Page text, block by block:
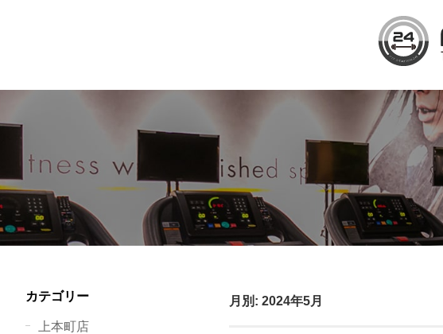
月別: 2024年5月
カテゴリー
上本町店